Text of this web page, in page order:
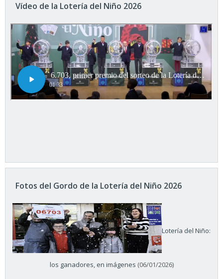
Vídeo de la Lotería del Niño 2026
Fotos del Gordo de la Lotería del Niño 2026
Lotería del Niño:
los ganadores, en imágenes (06/01/2026)